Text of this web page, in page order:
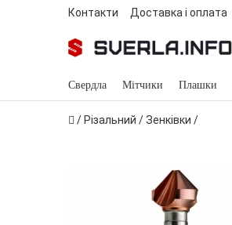
Контакти Доставка і оплата
Свердла Мітчики Плашки
/ Різальний /Зенківки /